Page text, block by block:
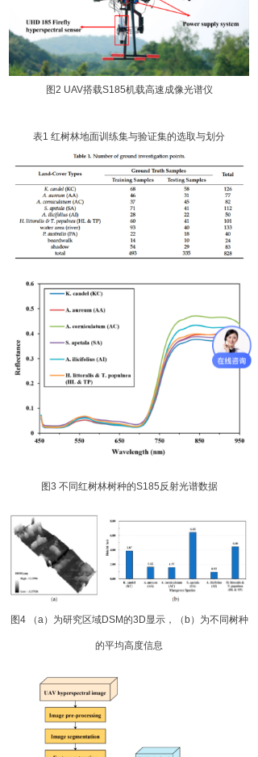
图2 UAV搭载S185机载高速成像光谱仪
表1 红树林地面训练集与验证集的选取与划分
图3 不同红树林树种的S185反射光谱数据
图4 （a）为研究区域DSM的3 D显示， （ b）为不同树种
的平均高度信息